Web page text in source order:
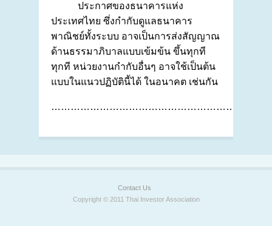
ประกาศของธนาคารแห่ง
ประเทศไทย ซึ่งกำกับดูแลธนาคาร
พาณิชย์ทั้งระบบ อาจเป็นการส่งสัญญาณ
ด้านธรรมาภิบาลแบบเข้มข้น ขึ้นทุกที
ทุกที หน่วยงานกำกับอื่นๆ อาจใช้เป็นต้น
แบบในแนวปฏิบัตินี้ได้ ในอนาคต เช่นกัน
Contact Us
Copyright © 2011 Thai Investor Association